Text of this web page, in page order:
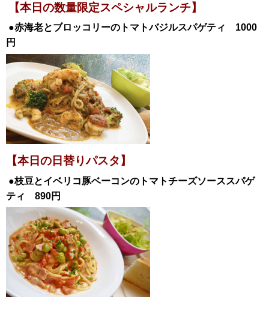
【本日の数量限定スペシャルランチ】
●赤海老とブロッコリーのトマトバジルスパゲティ 1000
円
【本日の日替りパスタ】
●枝豆とイベリコ豚ベーコンのトマトチーズソーススパゲ
ティ 890円